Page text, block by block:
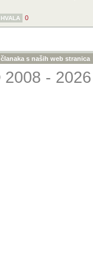
HVALA 0
s naših web stranica
-